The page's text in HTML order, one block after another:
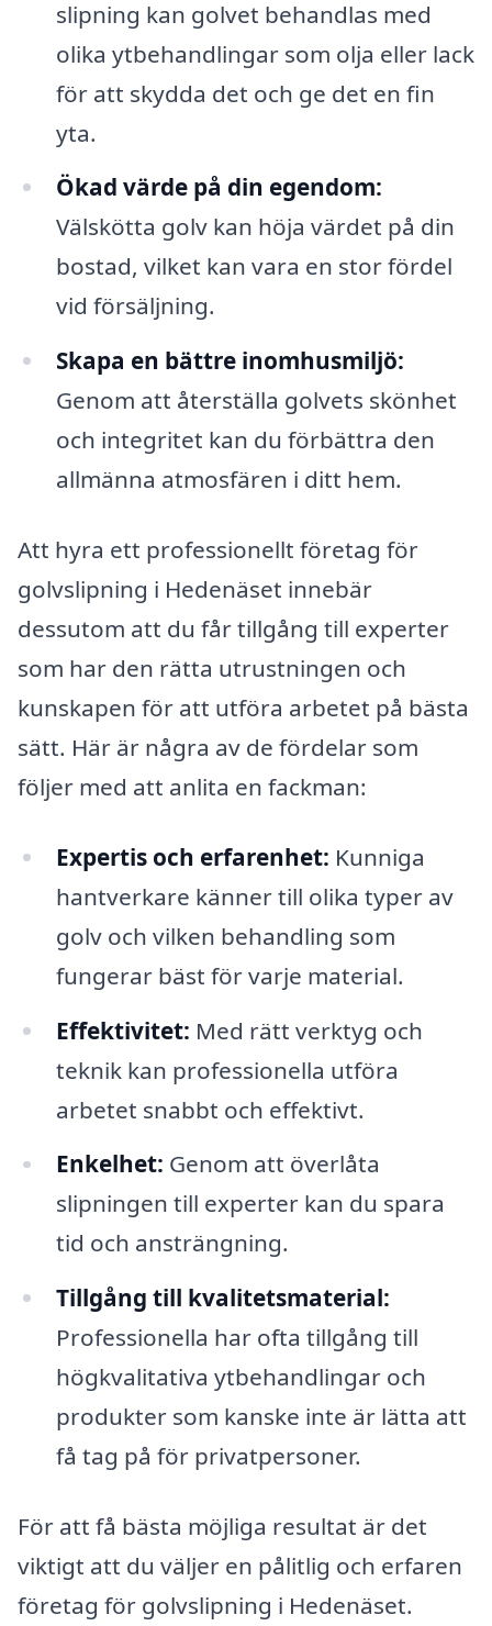
slipning kan golvet behandlas med
olika ytbehandlingar som olja eller lack
för att skydda det och ge det en fin
yta.
Ökad värde på din egendom:
Välskötta golv kan höja värdet på din
bostad, vilket kan vara en stor fördel
vid försäljning.
Skapa en bättre inomhusmiljö:
Genom att återställa golvets skönhet
och integritet kan du förbättra den
allmänna atmosfären i ditt hem.
Att hyra ett professionellt företag för
golvslipning i Hedenäset innebär
dessutom att du får tillgång till experter
som har den rätta utrustningen och
kunskapen för att utföra arbetet på bästa
sätt. Här är några av de fördelar som
följer med att anlita en fackman:
Expertis och erfarenhet: Kunniga
hantverkare känner till olika typer av
golv och vilken behandling som
fungerar bäst för varje material.
Effektivitet: Med rätt verktyg och
teknik kan professionella utföra
arbetet snabbt och effektivt.
Enkelhet: Genom att överlåta
slipningen till experter kan du spara
tid och ansträngning.
Tillgång till kvalitetsmaterial:
Professionella har ofta tillgång till
högkvalitativa ytbehandlingar och
produkter som kanske inte är lätta att
få tag på för privatpersoner.
För att få bästa möjliga resultat är det
viktigt att du väljer en pålitlig och erfaren
företag för golvslipning i Hedenäset.